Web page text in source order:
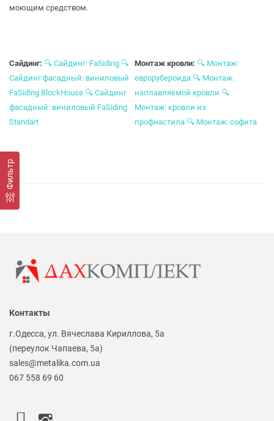
Фильтр
моющим средством.
Сайдинг: 🔍 Сайдинг: FaSiding 🔍
Сайдинг фасадный: виниловый
FaSiding BlockHouse 🔍 Сайдинг
фасадный: виниловый FaSiding
Standart
Монтаж кровли: 🔍 Монтаж:
еврорубероида 🔍 Монтаж:
наплавляемой кровли 🔍
Монтаж: кровли из
профнастила 🔍 Монтаж: софита
Контакты
г.Одесса, ул. Вячеслава Кириллова, 5а
(переулок Чапаева, 5а)
sales@metalika.com.ua
067 558 69 60